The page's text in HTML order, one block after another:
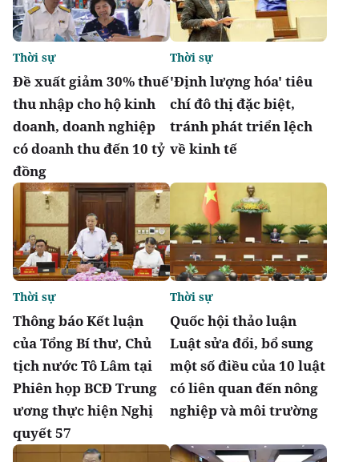
Đề xuất giảm 30% thuế
thu nhập cho hộ kinh
doanh, doanh nghiệp
có doanh thu đến 10 tỷ
đồng
Thời sự
'Định lượng hóa' tiêu
chí đô thị đặc biệt,
tránh phát triển lệch
về kinh tế
Thời sự
Thông báo Kết luận
của Tổng Bí thư, Chủ
tịch nước Tô Lâm tại
Phiên họp BCĐ Trung
ương thực hiện Nghị
quyết 57
Thời sự
Quốc hội thảo luận
Luật sửa đổi, bổ sung
một số điều của 10 luật
có liên quan đến nông
nghiệp và môi trường
Thời sự